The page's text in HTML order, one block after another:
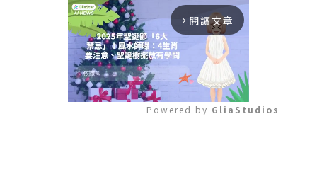
arrow_forward_ios 閱讀文章
Powered by GliaStudios